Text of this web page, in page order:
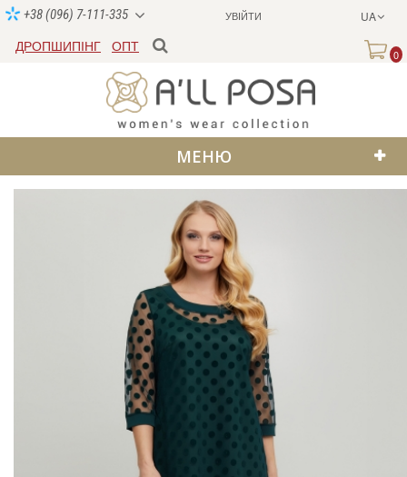
УВІЙТИ UA
+38 (096) 7-111-335
ДРОПШИПІНГ ОПТ
0
МЕНЮ